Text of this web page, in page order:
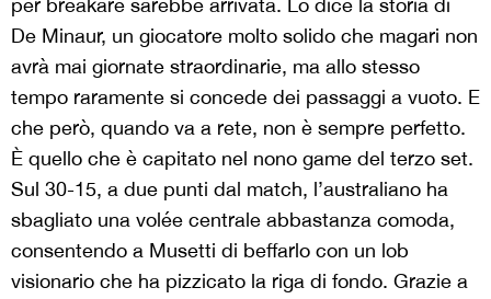
per breakare sarebbe arrivata. Lo dice la storia di
De Minaur, un giocatore molto solido che magari non
avrà mai giornate straordinarie, ma allo stesso
tempo raramente si concede dei passaggi a vuoto. E
che però, quando va a rete, non è sempre perfetto.
È quello che è capitato nel nono game del terzo set.
Sul 30-15, a due punti dal match, l’australiano ha
sbagliato una volée centrale abbastanza comoda,
consentendo a Musetti di beffarlo con un lob
visionario che ha pizzicato la riga di fondo. Grazie a